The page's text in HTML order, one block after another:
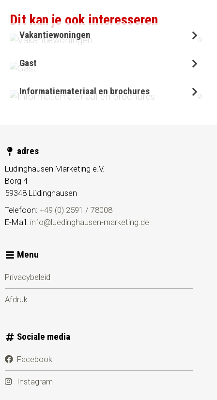
Dit kan je ook interesseren
©
Vakantiewoningen
Gast
©
Informatiemateriaal en brochures
adres
Lüdinghausen Marketing e.V.
Borg 4
59348 Lüdinghausen
Telefoon: +49 (0) 2591 / 78008
E-Mail: info@luedinghausen-marketing.de
Menu
Privacybeleid
Afdruk
Sociale media
Facebook
Instagram